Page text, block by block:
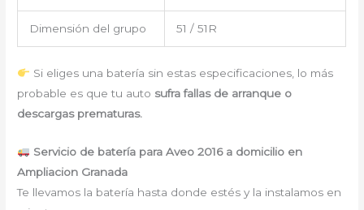
Dimensión del grupo 51 / 51R
Si eliges una batería sin estas especificaciones, lo más
probable es que tu auto sufra fallas de arranque o
descargas prematuras.
Servicio de batería para Aveo 2016 a domicilio en
Ampliacion Granada
Te llevamos la batería hasta donde estés y la instalamos en